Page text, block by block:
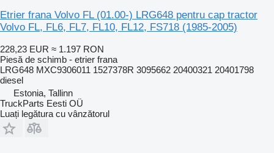
Etrier frana Volvo FL (01.00-) LRG648 pentru cap tractor
Volvo FL, FL6, FL7, FL10, FL12, FS718 (1985-2005)
228,23 EUR ≈ 1.197 RON
Piesă de schimb - etrier frana
LRG648 MXC9306011 1527378R 3095662 20400321 20401798
diesel
Estonia, Tallinn
TruckParts Eesti OÜ
Luați legătura cu vânzătorul